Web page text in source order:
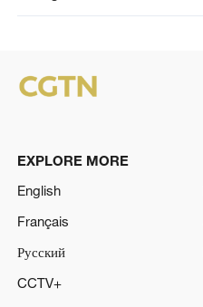
EXPLORE MORE
English
Français
Русский
CCTV+